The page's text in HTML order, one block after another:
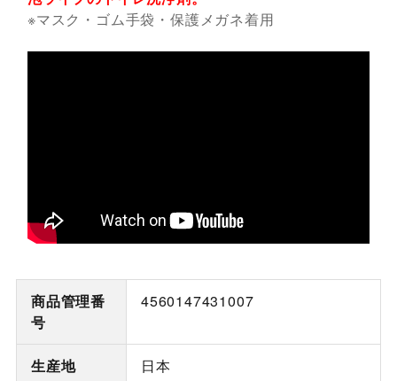
※マスク・ゴム手袋・保護メガネ着用
商品管理番
号
4560147431007
生産地 日本